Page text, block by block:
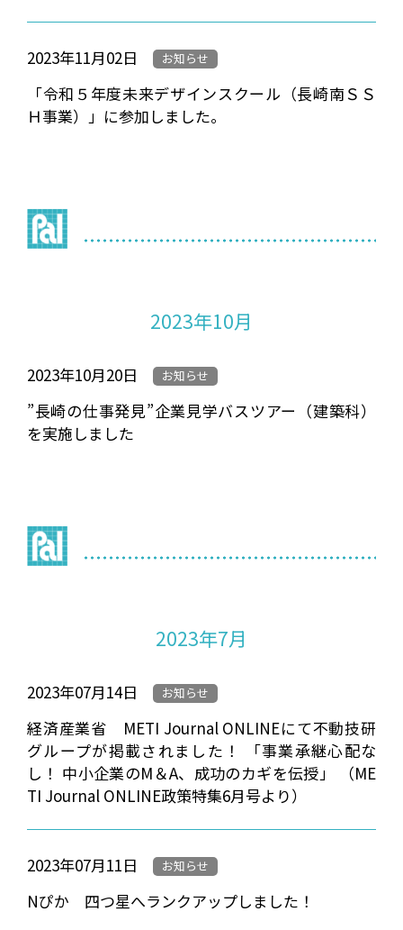
2023年11月02日 お知らせ
「令和５年度未来デザインスクール（長崎南ＳＳ
Ｈ事業）」に参加しました。
2023年10月
2023年10月20日 お知らせ
”長崎の仕事発見”企業見学バスツアー（建築科）
を実施しました
2023年7月
2023年07月14日 お知らせ
経済産業省 METI Journal ONLINEにて不動技研
グループが掲載されました！ 「事業承継心配な
し！ 中小企業のM＆A、成功のカギを伝授」 （ME
TI Journal ONLINE政策特集6月号より）
2023年07月11日 お知らせ
Nぴか 四つ星へランクアップしました！